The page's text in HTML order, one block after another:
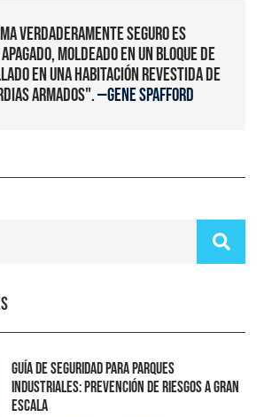
verdaderamente seguro es
moldeado en un bloque de
en una habitación revestida de
armados".—Gene Spafford
Guía de seguridad para parques
industriales: Prevención de riesgos a gran
escala